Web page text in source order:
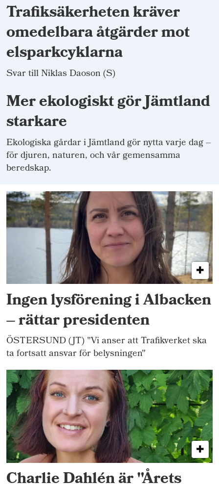
Trafiksäkerheten kräver
omedelbara åtgärder mot
elsparkcyklarna
Svar till Niklas Daoson (S)
Mer ekologiskt gör Jämtland
starkare
Ekologiska gårdar i Jämtland gör nytta varje dag –
för djuren, naturen, och vår gemensamma
beredskap.
Ingen lysförening i Albacken
– rättar presidenten
ÖSTERSUND (JT) "Vi anser att Trafikverket ska
ta fortsatt ansvar för belysningen"